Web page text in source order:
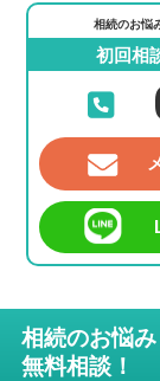
相続のお悩
初回相
相続のお悩
無料相談！